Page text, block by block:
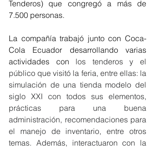
Tenderos) que congregó a más de
7.500 personas.
La compañía trabajó junto con Coca-
Cola Ecuador desarrollando varias
actividades con los tenderos y el
público que visitó la feria, entre ellas: la
simulación de una tienda modelo del
siglo XXI con todos sus elementos,
prácticas para una buena
administración, recomendaciones para
el manejo de inventario, entre otros
temas. Además, interactuaron con la